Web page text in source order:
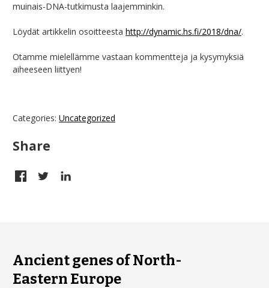
muinais-DNA-tutkimusta laajemminkin.
Löydät artikkelin osoitteesta http://dynamic.hs.fi/2018/dna/.
Otamme mielellämme vastaan kommentteja ja kysymyksiä
aiheeseen liittyen!
Categories: Uncategorized
Share
Ancient genes of North-
Eastern Europe